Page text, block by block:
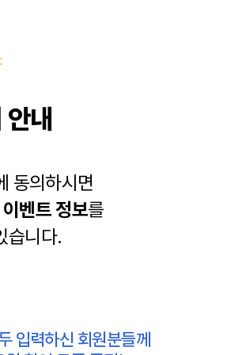
내
동의하시면
이벤트 정보를
습니다.
입력하신 회원분들께